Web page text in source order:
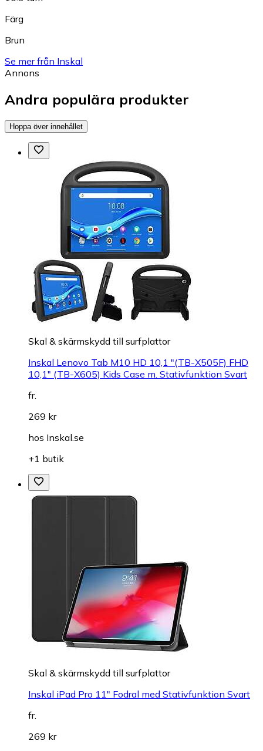
Färg
Brun
Se mer från Inskal
Annons
Andra populära produkter
Hoppa över innehållet
Skal & skärmskydd till surfplattor
Inskal Lenovo Tab M10 HD 10,1 "(TB-X505F) FHD
10,1" (TB-X605) Kids Case m. Stativfunktion Svart
fr.
269 kr
hos Inskal.se
+1 butik
Skal & skärmskydd till surfplattor
Inskal iPad Pro 11" Fodral med Stativfunktion Svart
fr.
269 kr